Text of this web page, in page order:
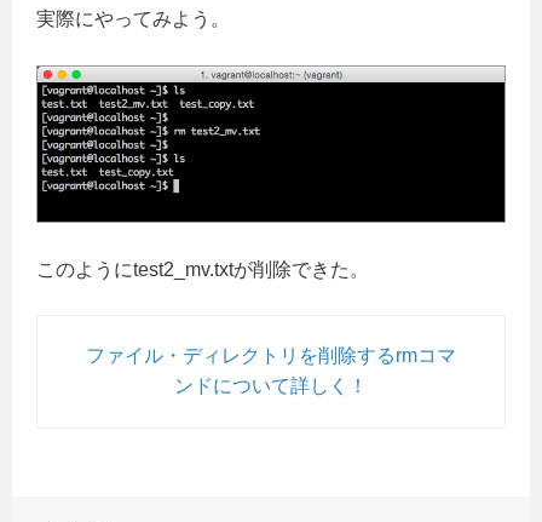
実際にやってみよう。
このようにtest2_mv.txtが削除できた。
ファイル・ディレクトリを削除するrmコマ
ンドについて詳しく！